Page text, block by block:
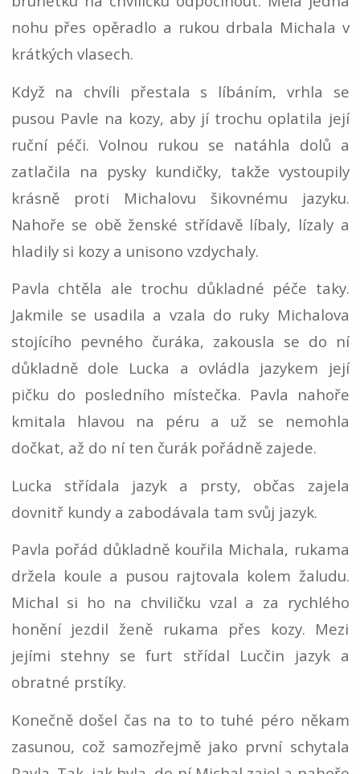
nohu přes opěradlo a rukou drbala Michala v
krátkých vlasech.
Když na chvíli přestala s líbáním, vrhla se
pusou Pavle na kozy, aby jí trochu oplatila její
ruční péči. Volnou rukou se natáhla dolů a
zatlačila na pysky kundičky, takže vystoupily
krásně proti Michalovu šikovnému jazyku.
Nahoře se obě ženské střídavě líbaly, lízaly a
hladily si kozy a unisono vzdychaly.
Pavla chtěla ale trochu důkladné péče taky.
Jakmile se usadila a vzala do ruky Michalova
stojícího pevného čuráka, zakousla se do ní
důkladně dole Lucka a ovládla jazykem její
pičku do posledního místečka. Pavla nahoře
kmitala hlavou na péru a už se nemohla
dočkat, až do ní ten čurák pořádně zajede.
Lucka střídala jazyk a prsty, občas zajela
dovnitř kundy a zabodávala tam svůj jazyk.
Pavla pořád důkladně kouřila Michala, rukama
držela koule a pusou rajtovala kolem žaludu.
Michal si ho na chviličku vzal a za rychlého
honění jezdil ženě rukama přes kozy. Mezi
jejími stehny se furt střídal Lucčin jazyk a
obratné prstíky.
Konečně došel čas na to to tuhé péro někam
zasunou, což samozřejmě jako první schytala